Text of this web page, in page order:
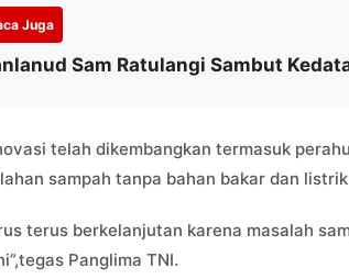
Juga
Sam Ratulangi Sambut
telah dikembangkan termasuk
sampah tanpa bahan bakar dan
terus berkelanjutan karena masalah
Panglima TNI.